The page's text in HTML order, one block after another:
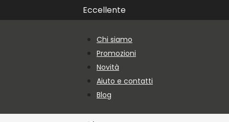
Vai al contenuto principale
Vai al piè di paginaEccellente
Chi siamo
Promozioni
Novità
Aiuto e contatti
Blog